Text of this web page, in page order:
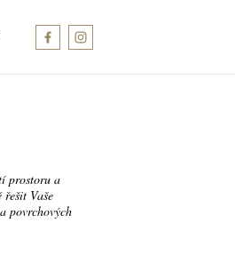
prostoru a
Vaše
povrchových